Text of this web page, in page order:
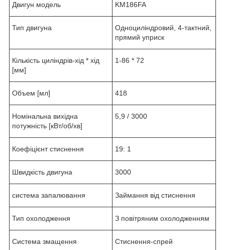
Двигун модель KM186FA
Тип двигуна
Одноциліндровий, 4-тактний,
прямий уприск
Кількість циліндрів-хід * хід
[мм]
1-86 * 72
Объем [мл] 418
Номінальна вихідна
потужність [кВт/об/хв]
5,9 / 3000
Коефіцієнт стиснення 19: 1
Швидкість двигуна 3000
система запалювання Займання від стиснення
Тип охолодження З повітряним охолодженням
Система змащення Стиснення-спрей